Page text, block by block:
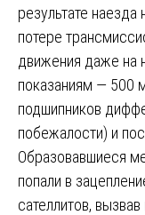
результате наезда
потере
движения даже на
показаниям — 500
подшипников
побежалости) и
Образовавшиеся
попали в
сателлитов,